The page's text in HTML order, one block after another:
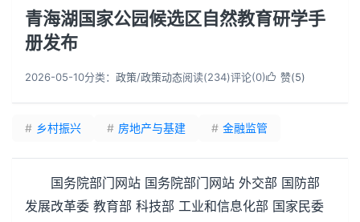
青海湖国家公园候选区自然教育研学手
册发布
2026-05-10分类： 政策/政策动态阅读(234)评论(0) 赞(5)
# 乡村振兴 # 房地产与基建 # 金融监管
国务院部门网站 国务院部门网站 外交部 国防部
发展改革委 教育部 科技部 工业和信息化部 国家民委